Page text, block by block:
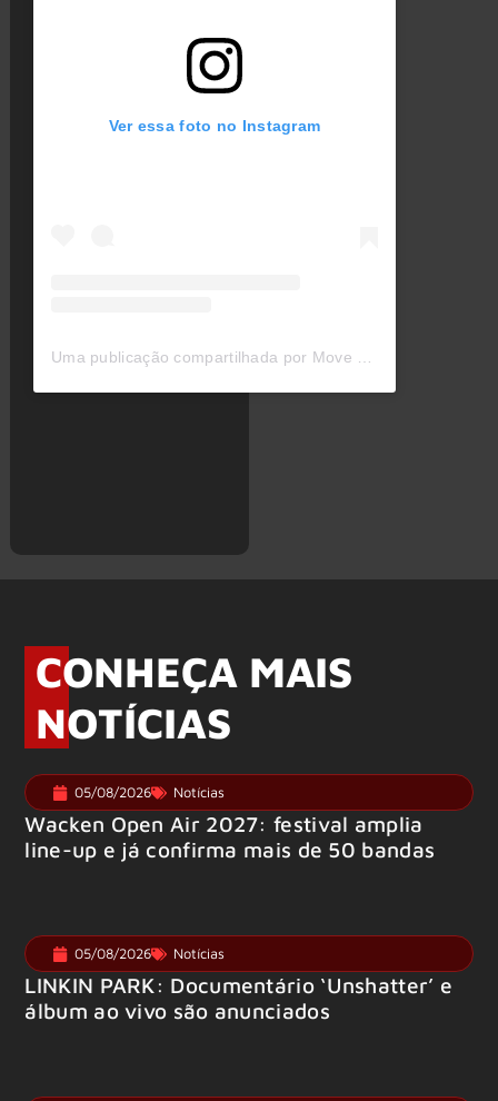
Ver essa foto no Instagram
CONHEÇA MAIS
NOTÍCIAS
05/08/2026 Notícias
Wacken Open Air 2027: festival amplia
line-up e já confirma mais de 50 bandas
05/08/2026 Notícias
LINKIN PARK: Documentário ‘Unshatter’ e
álbum ao vivo são anunciados